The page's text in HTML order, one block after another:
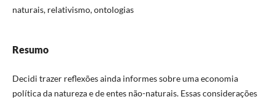
naturais, relativismo, ontologias
Resumo
Decidi trazer reflexões ainda informes sobre uma economia
política da natureza e de entes não-naturais. Essas considerações